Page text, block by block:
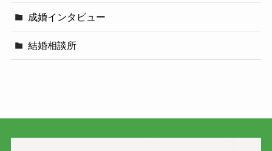
成婚インタビュー
結婚相談所